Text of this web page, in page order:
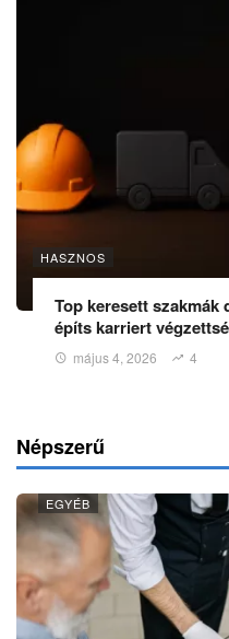
HASZNOS
Top keresett
építs karriert
május 4, 2026 4
Népszerű
EGYÉB